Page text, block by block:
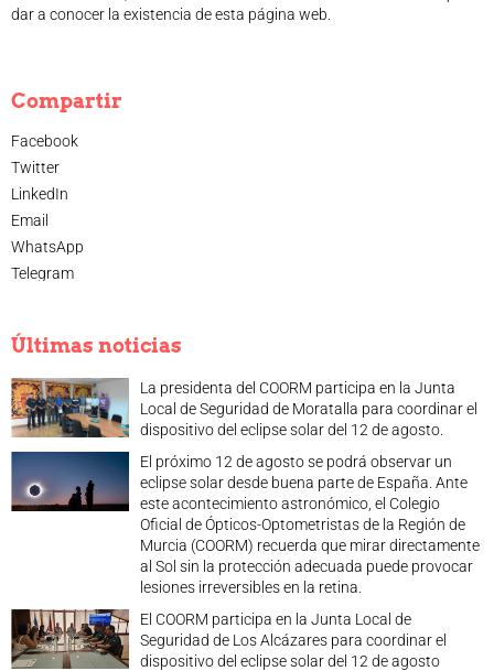
dar a conocer la existencia de esta página web.
Compartir
Facebook
Twitter
LinkedIn
Email
WhatsApp
Telegram
Últimas noticias
La presidenta del COORM participa en la Junta
Local de Seguridad de Moratalla para coordinar el
dispositivo del eclipse solar del 12 de agosto.
El próximo 12 de agosto se podrá observar un
eclipse solar desde buena parte de España. Ante
este acontecimiento astronómico, el Colegio
Oficial de Ópticos-Optometristas de la Región de
Murcia (COORM) recuerda que mirar directamente
al Sol sin la protección adecuada puede provocar
lesiones irreversibles en la retina.
El COORM participa en la Junta Local de
Seguridad de Los Alcázares para coordinar el
dispositivo del eclipse solar del 12 de agosto